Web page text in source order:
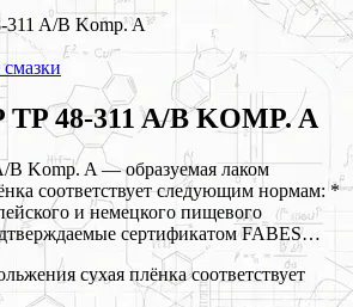
311 A/B Komp. A
48-311 A/B KOMP. A
B Komp. A — образуемая лаком
соответствует следующим нормам: *
и немецкого пищевого
сертификатом FABES…
сухая плёнка соответствует